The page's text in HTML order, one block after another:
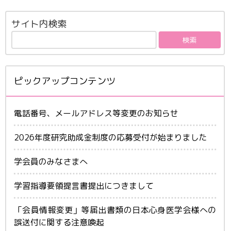
サイト内検索
ピックアップコンテンツ
電話番号、メールアドレス等変更のお知らせ
2026年度研究助成金制度の応募受付が始まりました
学会員のみなさまへ
学習指導要領提言書提出につきまして
「会員情報変更」等届出書類の日本心身医学会様への
誤送付に関する注意喚起